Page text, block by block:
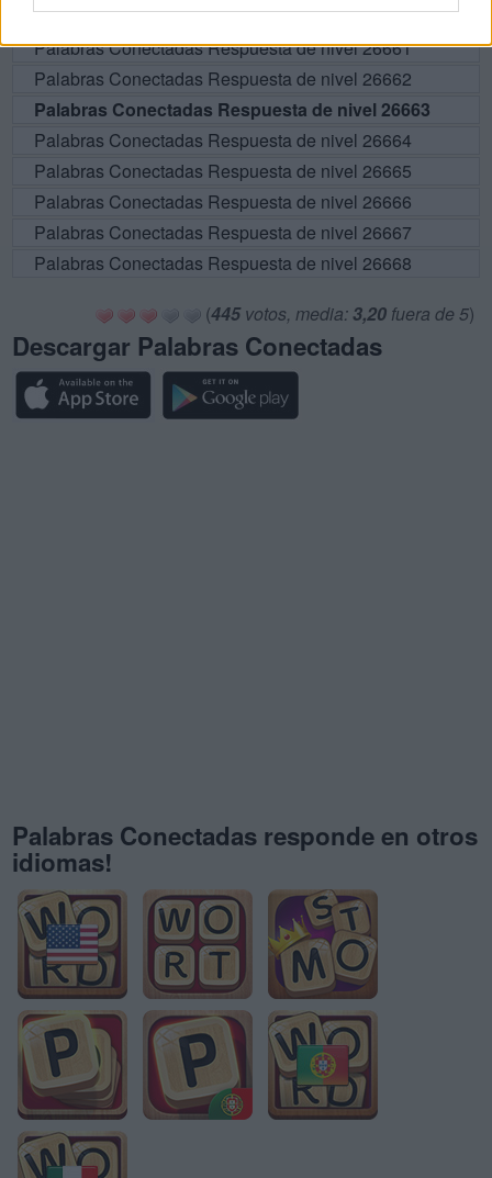
Palabras Conectadas Respuesta de nivel 26660
Palabras Conectadas Respuesta de nivel 26661
Palabras Conectadas Respuesta de nivel 26662
Palabras Conectadas Respuesta de nivel 26663
Palabras Conectadas Respuesta de nivel 26664
Palabras Conectadas Respuesta de nivel 26665
Palabras Conectadas Respuesta de nivel 26666
Palabras Conectadas Respuesta de nivel 26667
Palabras Conectadas Respuesta de nivel 26668
(445votos, media: 3,20 fuera de 5)
Descargar Palabras Conectadas
Palabras Conectadas responde en otros
idiomas!